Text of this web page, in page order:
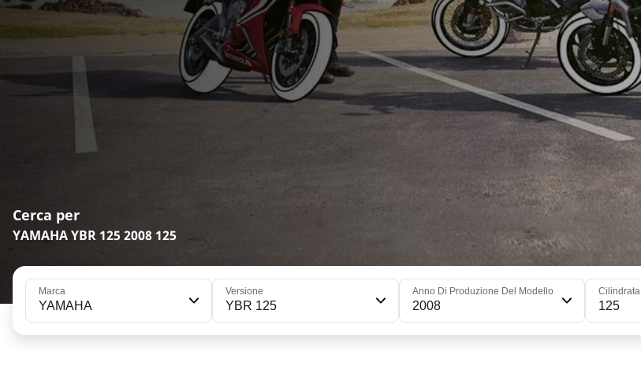
Cerca per
YAMAHA YBR 125 2008 125
Marca
YAMAHA
Versione
YBR 125
Anno Di Produzione Del Modello
2008
Cilindrata
125